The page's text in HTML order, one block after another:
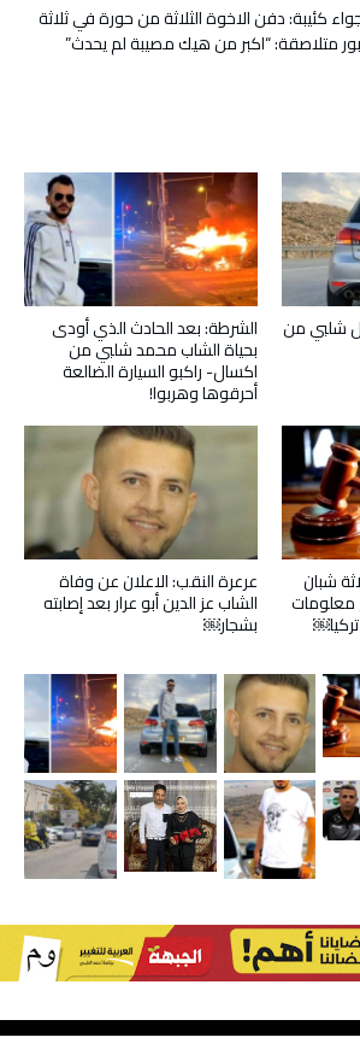
كئيبة: دفن الاخوة الثلاثة من حورة في ثلاثة
متلاصقة: “اكبر من هيك مصيبة لم يحدث”
الشرطة: بعد الحادث الذي أودى
بحياة الشاب محمد شلبي من
اكسال- راكبو السيارة الضالعة
أحرقوها وهربوا!
شلبي من
عرعرة النقب: الاعلان عن وفاة
الشاب عز الدين أبو عرار بعد إصابته
بشجار￼
شبان
معلومات